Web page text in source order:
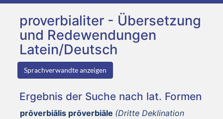
proverbialiter - Übersetzung
und Redewendungen
Latein/Deutsch
Sprachverwandte anzeigen
Ergebnis der Suche nach lat. Formen
prōverbiālis prōverbiāle (Dritte Deklination